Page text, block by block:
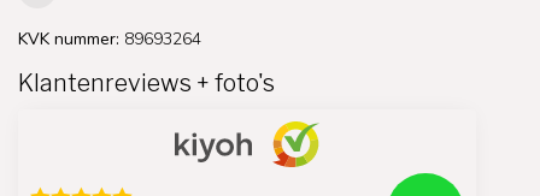
KVK nummer: 89693264
Klantenreviews + foto's